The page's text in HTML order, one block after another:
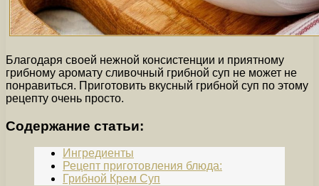
Благодаря своей нежной консистенции и приятному
грибному аромату сливочный грибной суп не может не
понравиться. Приготовить вкусный грибной суп по этому
рецепту очень просто.
Содержание статьи:
Ингредиенты
Рецепт приготовления блюда:
Грибной Крем Суп